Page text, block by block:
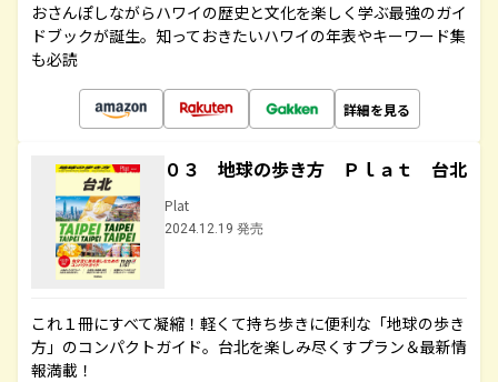
おさんぽしながらハワイの歴史と文化を楽しく学ぶ最強のガイ
ドブックが誕生。知っておきたいハワイの年表やキーワード集
も必読
詳細を見る
０３ 地球の歩き方 Ｐｌａｔ 台北
Plat
2024.12.19 発売
これ１冊にすべて凝縮！軽くて持ち歩きに便利な「地球の歩き
方」のコンパクトガイド。台北を楽しみ尽くすプラン＆最新情
報満載！